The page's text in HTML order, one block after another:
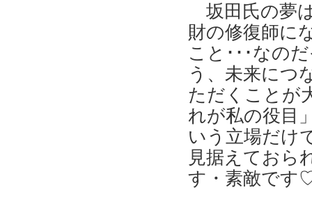
坂田氏の夢
財の修復師に
こと･･･なの
う、未来につ
ただくことが
れが私の役目
いう立場だけ
見据えておら
す・素敵です